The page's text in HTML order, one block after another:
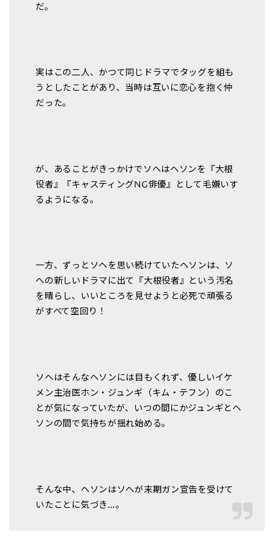
だ。
実はこの二人、かつて同じドラマでタッグを組も
うとしたことがあり、当時は互いに恋心を抱く仲
だった。
が、あることがきっかけでソヘはヘソンを『大根
役者』『キャスティングNG俳優』として毛嫌いす
るようになる。
一方、ずっとソヘを思い続けていたヘソンは、ソ
ヘの新しいドラマに出て『大根役者』という汚名
を晴らし、いいところを見せようと必死で頑張る
がすべて空回り！
ソヘはそんなヘソンには目もくれず、優しいイケ
メン主治医ホン・ジュンギ（キム・テフン）のこ
とが気になっていたが、いつの間にかジュンギとヘ
ソンの間で気持ちが揺れ始める。
そんな中、ヘソンはソヘが末期ガン宣告を受けて
いたことに気づき…。